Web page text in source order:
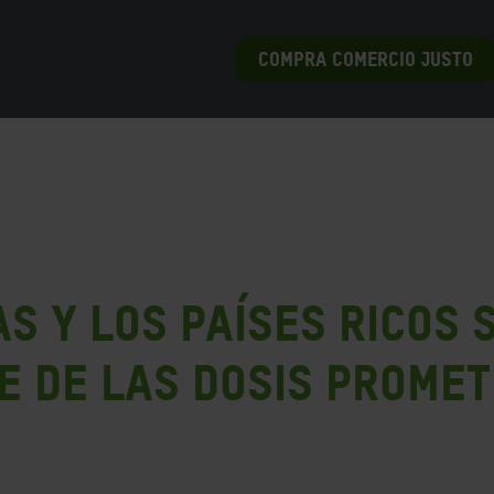
COMPRA COMERCIO JUSTO
y los países ricos
de las dosis